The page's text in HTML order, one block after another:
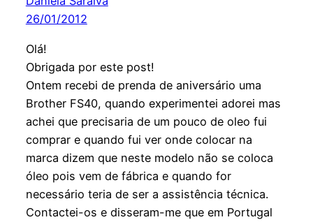
26/01/2012
Olá!
Obrigada por este post!
Ontem recebi de prenda de aniversário uma
Brother FS40, quando experimentei adorei mas
achei que precisaria de um pouco de oleo fui
comprar e quando fui ver onde colocar na
marca dizem que neste modelo não se coloca
óleo pois vem de fábrica e quando for
necessário teria de ser a assistência técnica.
Contactei-os e disseram-me que em Portugal